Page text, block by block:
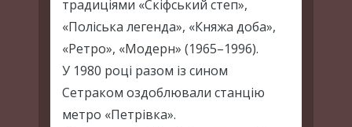
традиціями «Скіфський степ»,
«Поліська легенда», «Княжа доба»,
«Ретро», «Модерн» (1965–1996).
У 1980 році разом із сином
Сетраком оздоблювали станцію
метро «Петрівка».